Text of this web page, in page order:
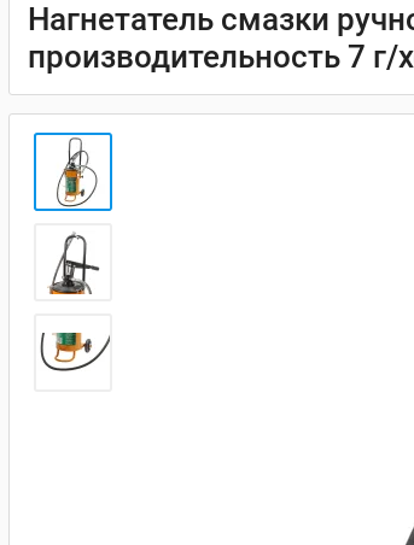
Нагнетатель смазки
производительность 7